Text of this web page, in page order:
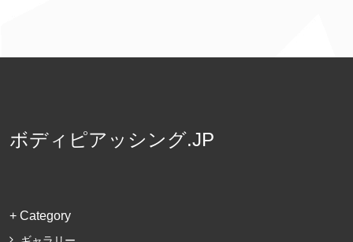
ボディピアッシング.JP
+ Category